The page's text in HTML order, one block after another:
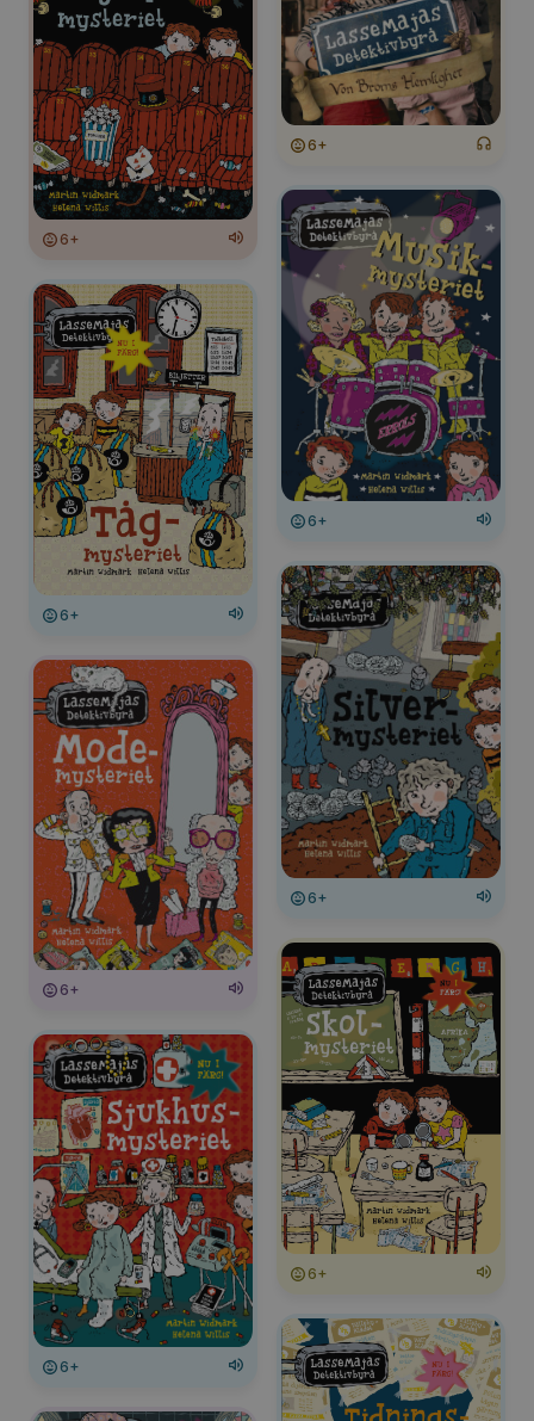
Genom att läsa om deras spännande äventyr kan ditt barn
utveckla sin fantasi, läsförmåga och läslust samtidigt som de
lär sig viktiga läroämnen om samarbete, problemlösning och
att tänka logiskt. Prova Lylli-appen idag och hitta den
perfekta boken för ditt barn!
6+
6+
6+
6+
6+
6+
6+
6+